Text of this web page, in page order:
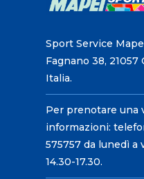
Sport Service
Fagnano 38, 21057
Italia.
Per prenotare una
informazioni:
575757 da lunedì a
14.30-17.30.